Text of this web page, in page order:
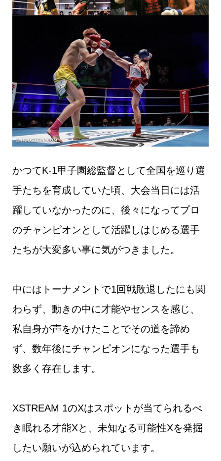
かつてK-1甲子園総監督として全国を巡り選
手たちを育成していた頃、大会当日には活
躍していなかったのに、後々になってプロ
のチャンピオンとして活躍しはじめる選手
たちが大変多い事に気がつきました。
中にはトーナメントで1回戦敗退したにも関
わらず、動きの中に才能やセンスを感じ、
私自身が声をかけたことでその道を諦め
ず、数年後にチャンピオンになった選手も
数多く存在します。
XSTREAM 1のXはスポットが当てられるべ
き眠れる才能Xと、未知なる可能性Xを発掘
したい願いが込められています。